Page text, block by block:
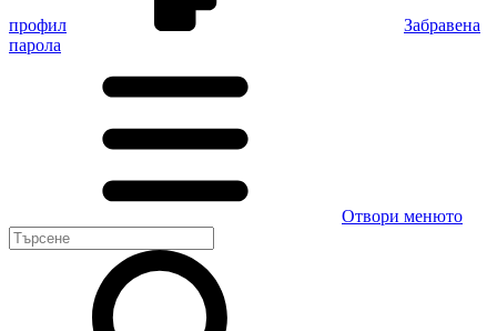
профил
Забравена
парола
Отвори менюто